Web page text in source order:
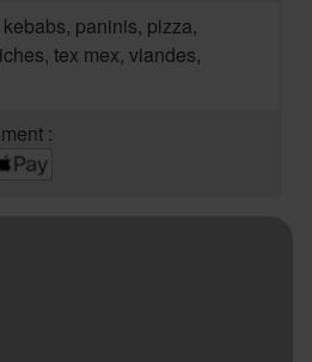
paninis, pizza,
tex mex, viandes,
: